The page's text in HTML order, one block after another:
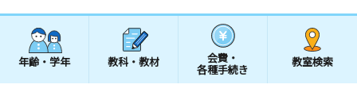
年齢・学年 教科・教材 会費・
各種手続き
教室検索